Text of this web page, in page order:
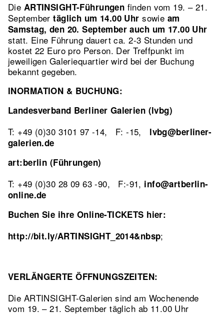
Die ARTINSIGHT-Führungen finden vom 19. – 21.
Septembertäglich um 14.00 Uhr sowie am
Samstag, den 20. September auch um 17.00 Uhr
statt. Eine Führung dauert ca. 2-3 Stunden und
kostet 22 Euro pro Person. Der Treffpunkt im
jeweiligen Galeriequartier wird bei der Buchung
bekannt gegeben.
INORMATION & BUCHUNG:
Landesverband Berliner Galerien (lvbg)
T: +49 (0)30 3101 97 -14, F: -15, lvbg@berliner-
galerien.de
art:berlin (Führungen)
T: +49 (0)30 28 09 63 -90, F:-91, info@artberlin-
online.de
Buchen Sie ihre Online-TICKETS hier:
http://bit.ly/ARTINSIGHT_2014&nbsp;
VERLÄNGERTE ÖFFNUNGSZEITEN:
Die ARTINSIGHT-Galerien sind am Wochenende
vom 19. – 21. September täglich ab 11.00 Uhr